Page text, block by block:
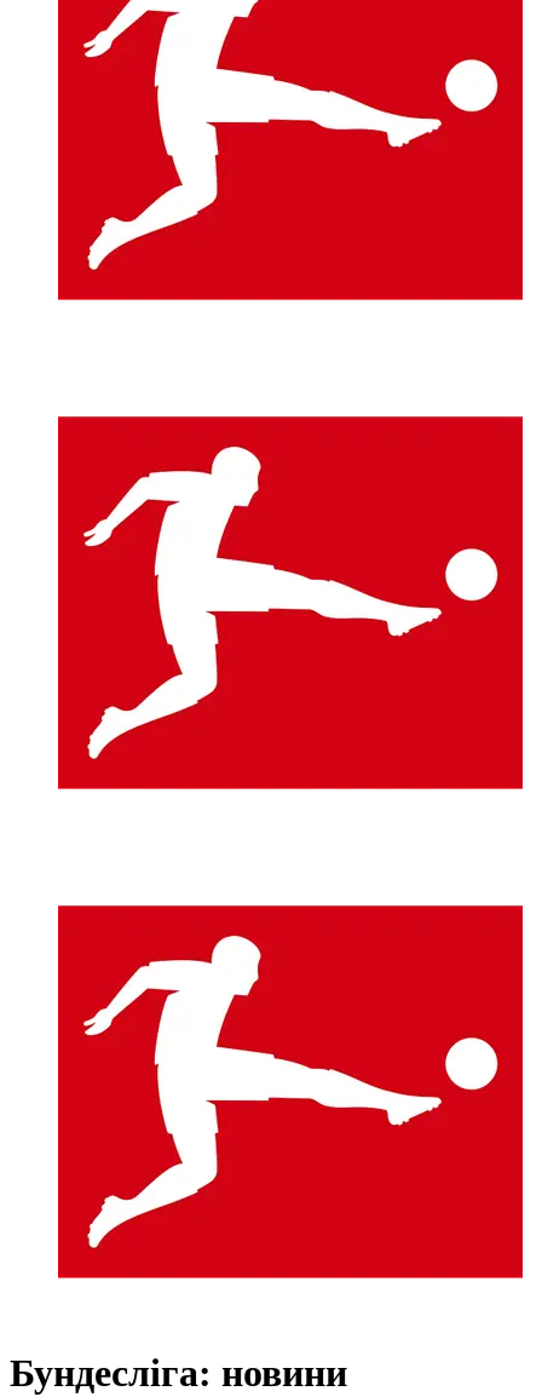
Бундесліга: новини